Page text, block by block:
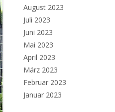
August 2023
Juli 2023
Juni 2023
Mai 2023
April 2023
März 2023
Februar 2023
Januar 2023